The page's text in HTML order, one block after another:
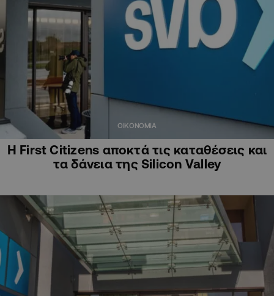
ΟΙΚΟΝΟΜΙΑ
Η First Citizens αποκτά τις καταθέσεις και
τα δάνεια της Silicon Valley